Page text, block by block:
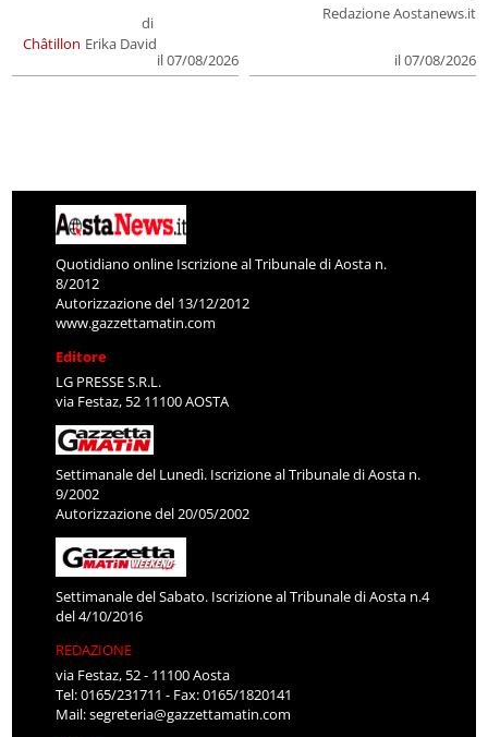
Châtillon
di
Erika David
il 07/08/2026
Redazione Aostanews.it
il 07/08/2026
Quotidiano online Iscrizione al Tribunale di Aosta n.
8/2012
Autorizzazione del 13/12/2012
www.gazzettamatin.com
Editore
LG PRESSE S.R.L.
via Festaz, 52 11100 AOSTA
Settimanale del Lunedì. Iscrizione al Tribunale di Aosta n.
9/2002
Autorizzazione del 20/05/2002
Settimanale del Sabato. Iscrizione al Tribunale di Aosta n.4
del 4/10/2016
REDAZIONE
via Festaz, 52 - 11100 Aosta
Tel: 0165/231711 - Fax: 0165/1820141
Mail:segreteria@gazzettamatin.com